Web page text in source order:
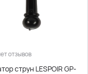
отзывов
струн LESPOIR GP-